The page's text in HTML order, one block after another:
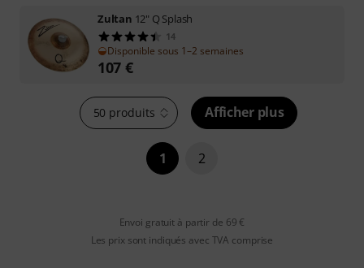
Zultan 12" Q Splash
14
Disponible sous 1–2 semaines
107 €
50 produits Afficher plus
1 2
Envoi gratuit à partir de 69 €
Les prix sont indiqués avec TVA comprise